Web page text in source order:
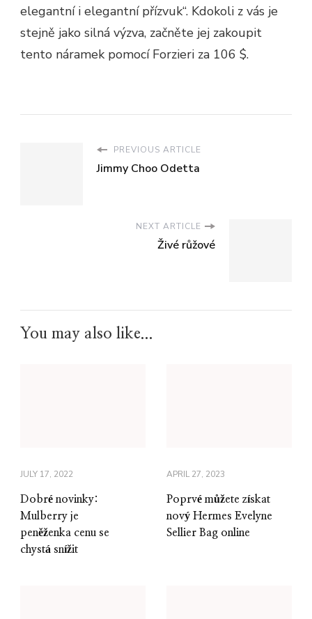
elegantní i elegantní přízvuk“. Kdokoli z vás je
stejně jako silná výzva, začněte jej zakoupit
tento náramek pomocí Forzieri za 106 $.
PREVIOUS ARTICLE
Jimmy Choo Odetta
NEXT ARTICLE
Živé růžové
You may also like...
JULY 17, 2022
Dobré novinky:
Mulberry je
peněženka cenu se
chystá snížit
APRIL 27, 2023
Poprvé můžete získat
nový Hermes Evelyne
Sellier Bag online